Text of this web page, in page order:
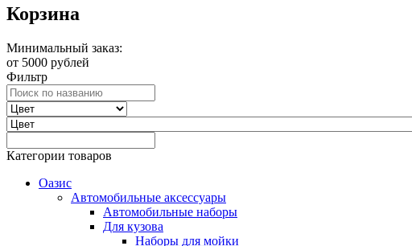
Корзина
Минимальный заказ:
от 5000 рублей
Фильтр
Категории товаров
Оазис
Автомобильные аксессуары
Автомобильные наборы
Для кузова
Наборы для мойки